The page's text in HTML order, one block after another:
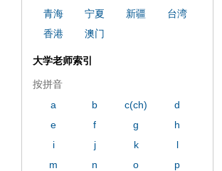
青海
宁夏 新疆
台湾
香港
澳门
大学老师索引
按拼音
a
b c(ch)
d
e
f g
h
i
j k
l
m
n o
p